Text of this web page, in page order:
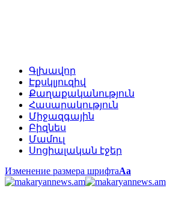
Գլխավոր
Էքսկլյուզիվ
Քաղաքականություն
Հասարակություն
Միջազգային
Բիզնես
Մամուլ
Սոցիալական էջեր
Изменение размера шрифтаАа